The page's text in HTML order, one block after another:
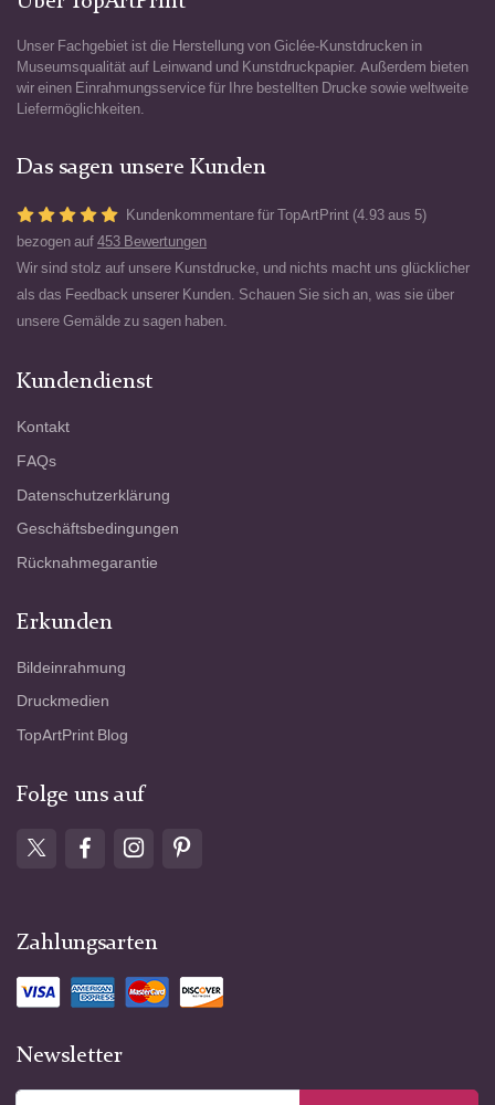
Unser Fachgebiet ist die Herstellung von Giclée-Kunstdrucken in
Museumsqualität auf Leinwand und Kunstdruckpapier. Außerdem bieten
wir einen Einrahmungsservice für Ihre bestellten Drucke sowie weltweite
Liefermöglichkeiten.
Das sagen unsere Kunden
Kundenkommentare für TopArtPrint (4.93 aus 5)
bezogen auf 453 Bewertungen
Wir sind stolz auf unsere Kunstdrucke, und nichts macht uns glücklicher
als das Feedback unserer Kunden. Schauen Sie sich an, was sie über
unsere Gemälde zu sagen haben.
Kundendienst
Kontakt
FAQs
Datenschutzerklärung
Geschäftsbedingungen
Rücknahmegarantie
Erkunden
Bildeinrahmung
Druckmedien
TopArtPrint Blog
Folge uns auf
Zahlungsarten
Newsletter